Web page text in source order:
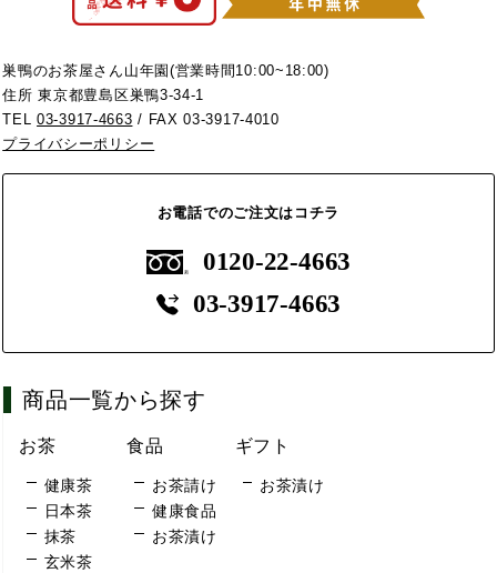
巣鴨のお茶屋さん山年園(営業時間10:00~18:00)
住所 東京都豊島区巣鴨3-34-1
TEL03-3917-4663 / FAX 03-3917-4010
プライバシーポリシー
お電話でのご注文はコチラ
0120-22-4663
03-3917-4663
商品一覧から探す
お茶
健康茶
日本茶
抹茶
玄米茶
食品
お茶請け
健康食品
お茶漬け
ギフト
お茶漬け